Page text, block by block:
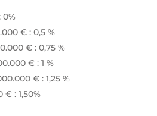
0%
€ : 0,5 %
€ : 0,75 %
€ : 1 %
€ : 1,25 %
€ : 1,50%